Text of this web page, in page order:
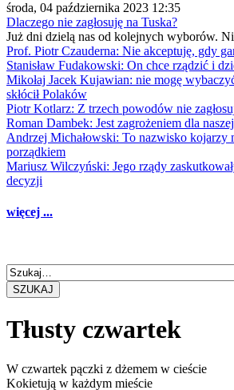
środa, 04 października 2023 12:35
Dlaczego nie zagłosuję na Tuska?
Już dni dzielą nas od kolejnych wyborów.
Prof. Piotr Czauderna: Nie akceptuję, gdy
Stanisław Fudakowski: On chce rządzić i
Mikołaj Jacek Kujawian: nie mogę
skłócił Polaków
Piotr Kotlarz: Z trzech powodów nie
Roman Dambek: Jest zagrożeniem dla
Andrzej Michałowski: To nazwisko kojarzy
porządkiem
Mariusz Wilczyński: Jego rządy
decyzji
więcej ...
SZUKAJ
Tłusty czwartek
W czwartek pączki z dżemem w cieście
Kokietują w każdym mieście